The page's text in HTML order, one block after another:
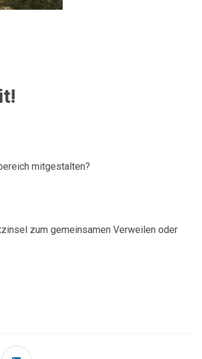
mitgestalten?
zum gemeinsamen Verweilen oder